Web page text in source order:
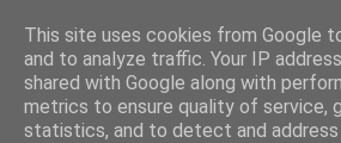
Félix atya
Szeretettel köszöntöm a honlapomra
This site uses cookies from Google
and to analyze traffic. Your IP
shared with Google along with
metrics to ensure quality of service,
statistics, and to detect and address